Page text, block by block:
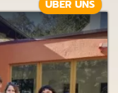
ÜBER UNS